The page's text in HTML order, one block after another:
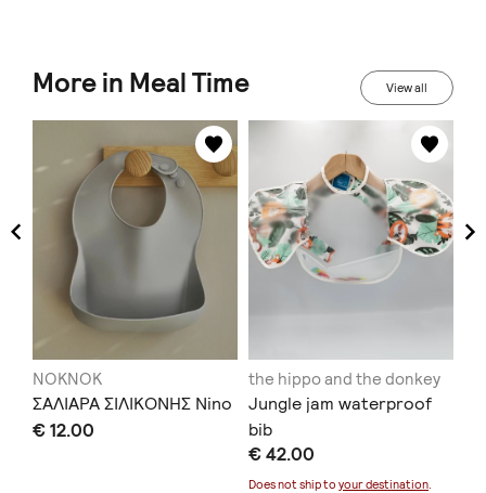
More in Meal Time View all
NOKNOK
ΣΑΛΙΑΡΑ ΣΙΛΙΚΟΝΗΣ Nino
€ 12.00
the hippo and the donkey
Jungle jam waterproof
bib
€ 42.00
Does not ship to your destination.